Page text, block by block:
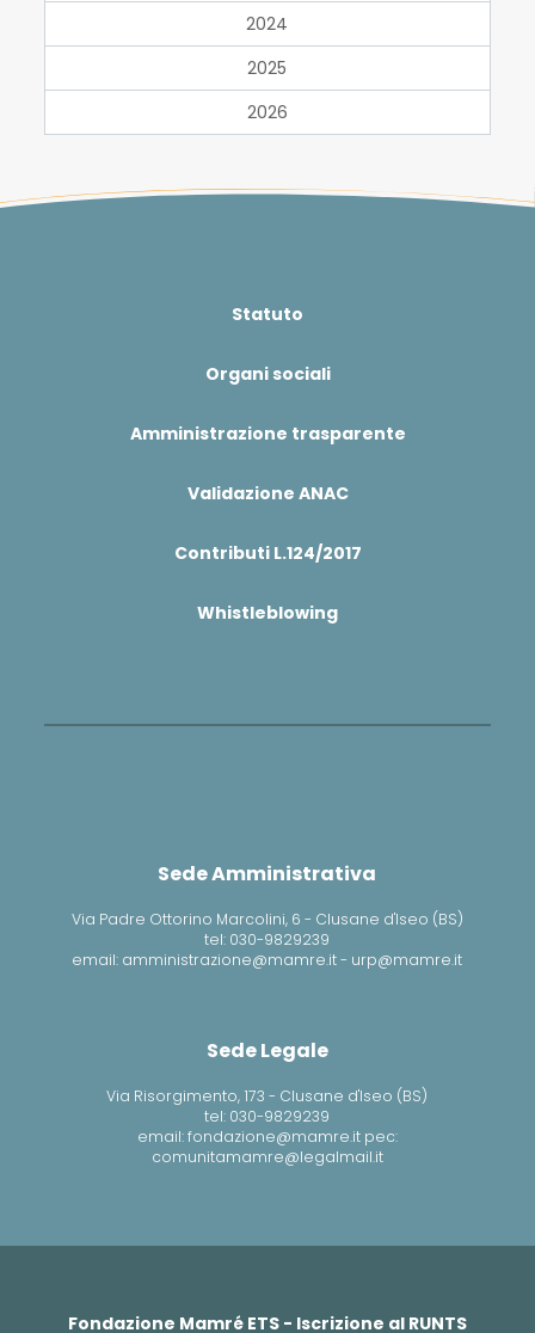
2024
2025
2026
Statuto
Organi sociali
Amministrazione trasparente
Validazione ANAC
Contributi L.124/2017
Whistleblowing
Sede Amministrativa
Via Padre Ottorino Marcolini, 6 - Clusane d'Iseo (BS)
tel: 030-9829239
email: amministrazione@mamre.it - urp@mamre.it
Sede Legale
Via Risorgimento, 173 - Clusane d'Iseo (BS)
tel: 030-9829239
email: fondazione@mamre.it pec:
comunitamamre@legalmail.it
Fondazione Mamré ETS - Iscrizione al RUNTS